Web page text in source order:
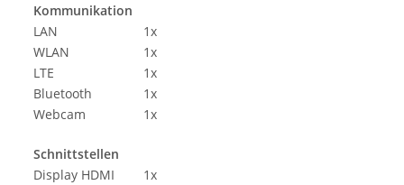
Kommunikation
LAN
1x
WLAN
1x
LTE
1x
Bluetooth
1x
Webcam
1x
Schnittstellen
Display HDMI
1x